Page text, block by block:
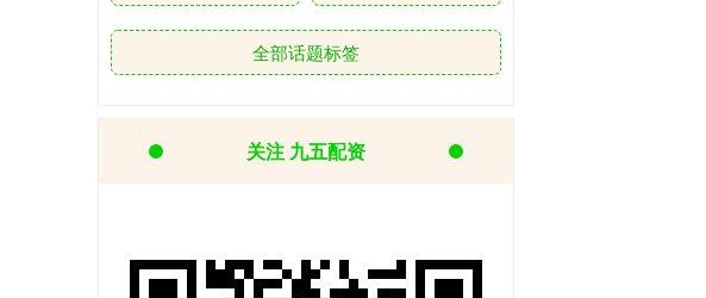
全部话题标签
关注 九五配资